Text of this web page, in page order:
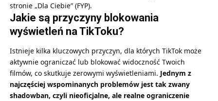
stronie „Dla Ciebie” (FYP).
Jakie są przyczyny blokowania
wyświetleń na TikToku?
Istnieje kilka kluczowych przyczyn, dla których TikTok może
aktywnie ograniczać lub blokować widoczność Twoich
filmów, co skutkuje zerowymi wyświetleniami. Jednym z
najczęściej wspominanych problemów jest tak zwany
shadowban, czyli nieoficjalne, ale realne ograniczenie